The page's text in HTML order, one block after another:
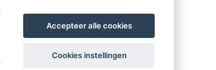
Accepteer alle cookies
Cookies instellingen